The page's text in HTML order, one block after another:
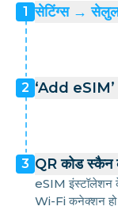
1 सेटिंग्स →
2 ‘Add
3 QR कोड स्कैन
eSIM इंस्टॉलेशन
Wi-Fi कनेक्शन